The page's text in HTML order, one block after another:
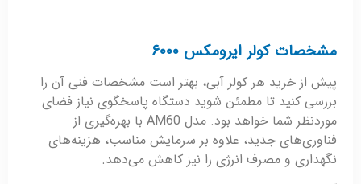
مشخصات کولر ایرومکس ۶۰۰۰
پیش از خرید هر کولر آبی، بهتر است مشخصات فنی آن را
بررسی کنید تا مطمئن شوید دستگاه پاسخگوی نیاز فضای
موردنظر شما خواهد بود. مدل AM60 با بهره‌گیری از
فناوری‌های جدید، علاوه بر سرمایش مناسب، هزینه‌های
نگهداری و مصرف انرژی را نیز کاهش می‌دهد.